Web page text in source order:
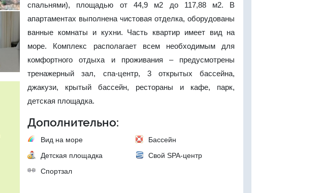
спальнями), площадью от 44,9 м2 до 117,88 м2. В
апартаментах выполнена чистовая отделка, оборудованы
ванные комнаты и кухни. Часть квартир имеет вид на
море. Комплекс располагает всем необходимым для
комфортного отдыха и проживания – предусмотрены
тренажерный зал, спа-центр, 3 открытых бассейна,
джакузи, крытый бассейн, рестораны и кафе, парк,
детская площадка.
Дополнительно:
Вид на море
Бассейн
Детская площадка
Свой SPA-центр
Спортзал